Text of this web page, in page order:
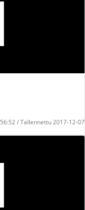
/ Tallennettu 2017-12-07